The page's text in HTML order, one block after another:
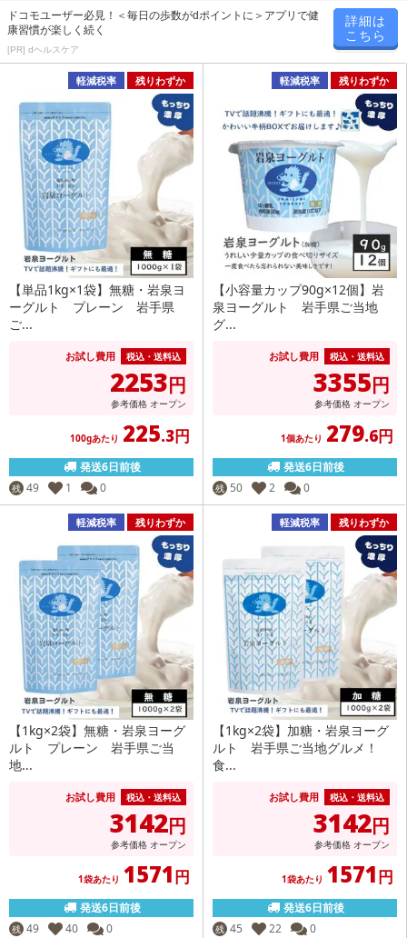
ドコモユーザー必見！＜毎日の歩数がdポイントに＞アプリで健
康習慣が楽しく続く
[PR] dヘルスケア
詳細は
こちら
軽減税率 残りわずか
【単品1kg×1袋】無糖・岩泉ヨ
ーグルト プレーン 岩手県
ご...
お試し費用 税込・送料込
2253円
参考価格 オープン
100gあたり 225.3円
発送6日前後
残 49 1 0
軽減税率 残りわずか
【小容量カップ90g×12個】岩
泉ヨーグルト 岩手県ご当地
グ...
お試し費用 税込・送料込
3355円
参考価格 オープン
1個あたり 279.6円
発送6日前後
残 50 2 0
軽減税率 残りわずか
【1kg×2袋】無糖・岩泉ヨーグ
ルト プレーン 岩手県ご当
地...
お試し費用 税込・送料込
3142円
参考価格 オープン
1袋あたり 1571円
発送6日前後
残 49 40 0
軽減税率 残りわずか
【1kg×2袋】加糖・岩泉ヨーグ
ルト 岩手県ご当地グルメ！
食...
お試し費用 税込・送料込
3142円
参考価格 オープン
1袋あたり 1571円
発送6日前後
残 45 22 0